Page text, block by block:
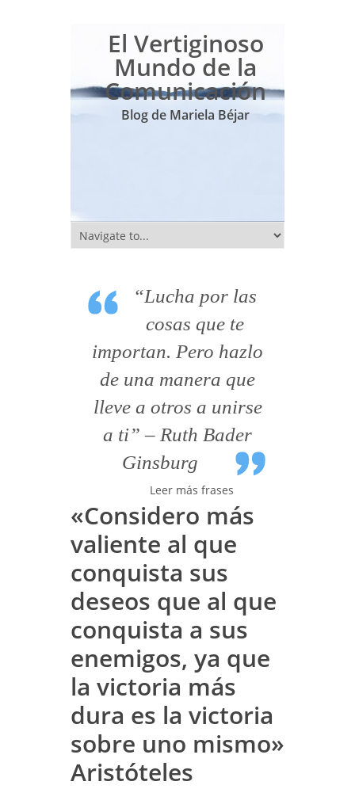
El Vertiginoso
Mundo de la
Comunicación
Blog de Mariela Béjar
“Lucha por las
cosas que te
importan. Pero hazlo
de una manera que
lleve a otros a unirse
a ti” – Ruth Bader
Ginsburg
Leer más frases
«Considero más
valiente al que
conquista sus
deseos que al que
conquista a sus
enemigos, ya que
la victoria más
dura es la victoria
sobre uno mismo»
Aristóteles